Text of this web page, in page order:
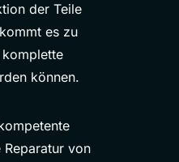
der Teile
es zu
können.
von